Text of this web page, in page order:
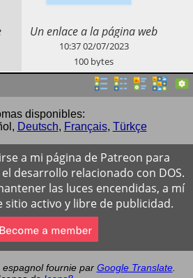
​Un enlace a la página web
dexerix.
10:3702/07/2023
100 bytes
disponibles:
, Deutsch, Français, Türkçe
a mi página de Patreon para
desarrollo relacionado con DOS.
las luces encendidas, a mí
sitio activo y libre de publicidad.
fournie par Google Translate.